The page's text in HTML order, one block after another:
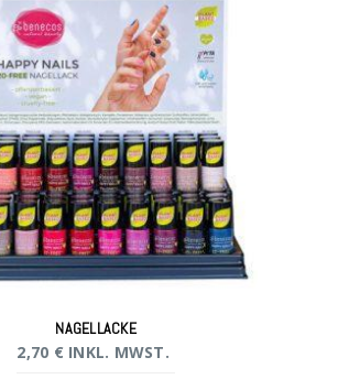
NAGELLACKE
2,70 € INKL. MWST.